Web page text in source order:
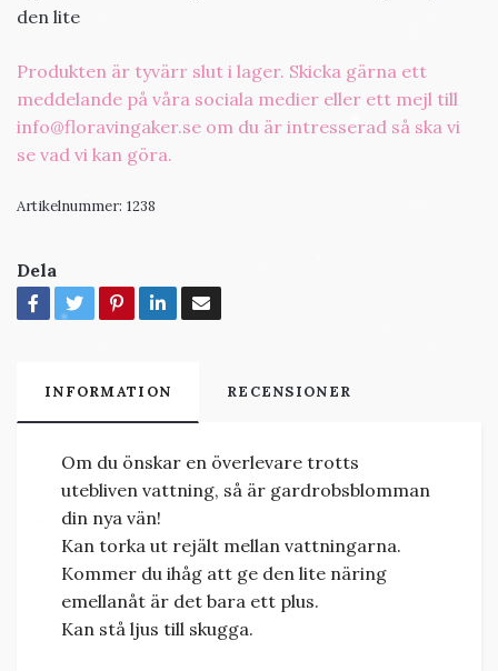
den lite
Produkten är tyvärr slut i lager. Skicka gärna ett
meddelande på våra sociala medier eller ett mejl till
info@floravingaker.se om du är intresserad så ska vi
se vad vi kan göra.
Artikelnummer: 1238
Dela
INFORMATION RECENSIONER
Om du önskar en överlevare trotts
utebliven vattning, så är gardrobsblomman
din nya vän!
Kan torka ut rejält mellan vattningarna.
Kommer du ihåg att ge den lite näring
emellanåt är det bara ett plus.
Kan stå ljus till skugga.